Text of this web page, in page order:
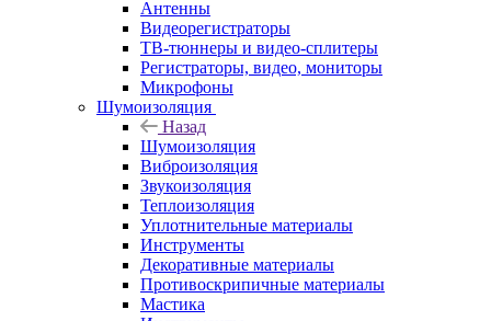
Антенны
Видеорегистраторы
ТВ-тюннеры и видео-сплитеры
Регистраторы, видео, мониторы
Микрофоны
Шумоизоляция
Назад
Шумоизоляция
Виброизоляция
Звукоизоляция
Теплоизоляция
Уплотнительные материалы
Инструменты
Декоративные материалы
Противоскрипичные материалы
Мастика